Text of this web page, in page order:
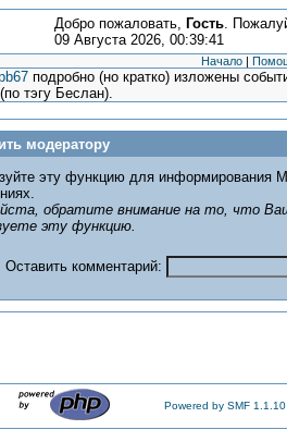
Добро пожаловать, Гость.
09 Августа 2026, 00:39:41
Начало |
подробно (но кратко) изложены
тэгу Беслан).
модератору
эту функцию для информирования
обратите внимание на то, что
эту функцию.
Оставить комментарий:
Powered by SMF 1.1.10